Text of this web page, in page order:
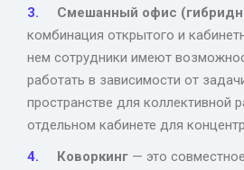
Смешанный офис
комбинация открытого и
нем сотрудники имеют
работать в зависимости от
пространстве для коллективной
отдельном кабинете для
Коворкинг— это